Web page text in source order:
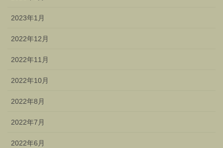
2023年1月
2022年12月
2022年11月
2022年10月
2022年8月
2022年7月
2022年6月